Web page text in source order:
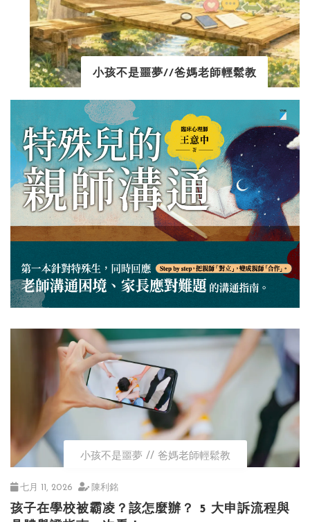
小孩不是噩夢//爸媽老師輕鬆教
小孩不是噩夢 爸媽老師輕鬆教
七月 11, 2026 陳利銘
孩子在學校被霸凌？該怎麼辦？ 5 大申訴流程與